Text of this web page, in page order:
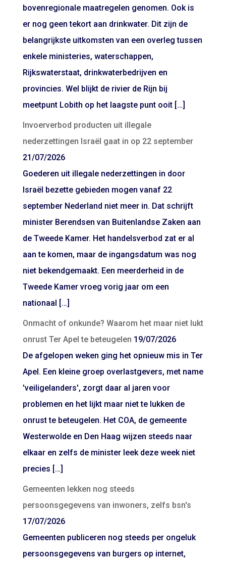
bovenregionale maatregelen genomen. Ook is
er nog geen tekort aan drinkwater. Dit zijn de
belangrijkste uitkomsten van een overleg tussen
enkele ministeries, waterschappen,
Rijkswaterstaat, drinkwaterbedrijven en
provincies. Wel blijkt de rivier de Rijn bij
meetpunt Lobith op het laagste punt ooit […]
Invoerverbod producten uit illegale
nederzettingen Israël gaat in op 22 september
21/07/2026
Goederen uit illegale nederzettingen in door
Israël bezette gebieden mogen vanaf 22
september Nederland niet meer in. Dat schrijft
minister Berendsen van Buitenlandse Zaken aan
de Tweede Kamer. Het handelsverbod zat er al
aan te komen, maar de ingangsdatum was nog
niet bekendgemaakt. Een meerderheid in de
Tweede Kamer vroeg vorig jaar om een
nationaal […]
Onmacht of onkunde? Waarom het maar niet lukt
onrust Ter Apel te beteugelen 19/07/2026
De afgelopen weken ging het opnieuw mis in Ter
Apel. Een kleine groep overlastgevers, met name
'veiligelanders', zorgt daar al jaren voor
problemen en het lijkt maar niet te lukken de
onrust te beteugelen. Het COA, de gemeente
Westerwolde en Den Haag wijzen steeds naar
elkaar en zelfs de minister leek deze week niet
precies […]
Gemeenten lekken nog steeds
persoonsgegevens van inwoners, zelfs bsn's
17/07/2026
Gemeenten publiceren nog steeds per ongeluk
persoonsgegevens van burgers op internet,